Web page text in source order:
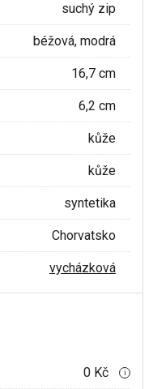
suchý zip
béžová, modrá
16,7 cm
6,2 cm
kůže
kůže
syntetika
Chorvatsko
vycházková
0 Kč i